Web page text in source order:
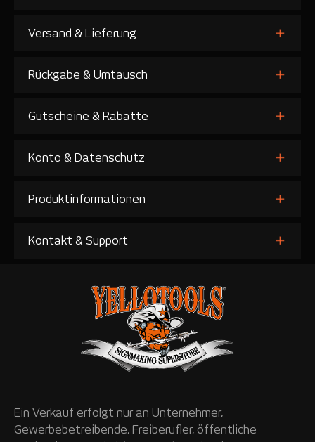
Versand & Lieferung
Rückgabe & Umtausch
Gutscheine & Rabatte
Konto & Datenschutz
Produktinformationen
Kontakt & Support
Ein Verkauf erfolgt nur an Unternehmer,
Gewerbebetreibende, Freiberufler, öffentliche